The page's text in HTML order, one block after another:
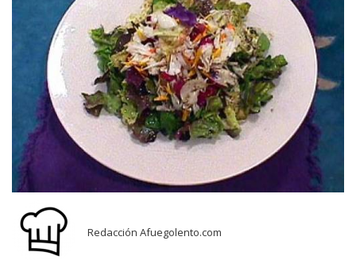
Redacción Afuegolento.com